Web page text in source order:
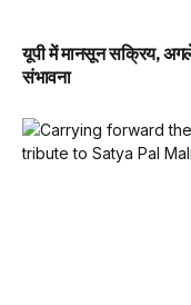
यूपी में मानसून सक्रिय, अगले
संभावना